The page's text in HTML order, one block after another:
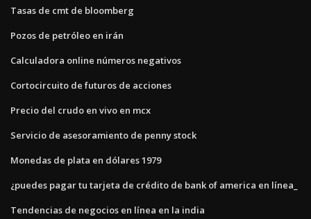
Tasas de cmt de bloomberg
Pozos de petróleo en irán
Calculadora online números negativos
Cortocircuito de futuros de acciones
Precio del crudo en vivo en mcx
Servicio de asesoramiento de penny stock
Monedas de plata en dólares 1979
¿puedes pagar tu tarjeta de crédito de bank of america en línea_
Tendencias de negocios en línea en la india